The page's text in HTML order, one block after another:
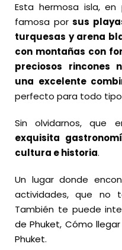
Esta hermosa isla,
famosa por sus
turquesas y arena
con montañas con
preciosos rincones
una excelente
perfecto para todo
Sin olvidarnos, que
exquisita
cultura e historia.
Un lugar donde
actividades, que no
También te puede
de Phuket, Cómo
Phuket.